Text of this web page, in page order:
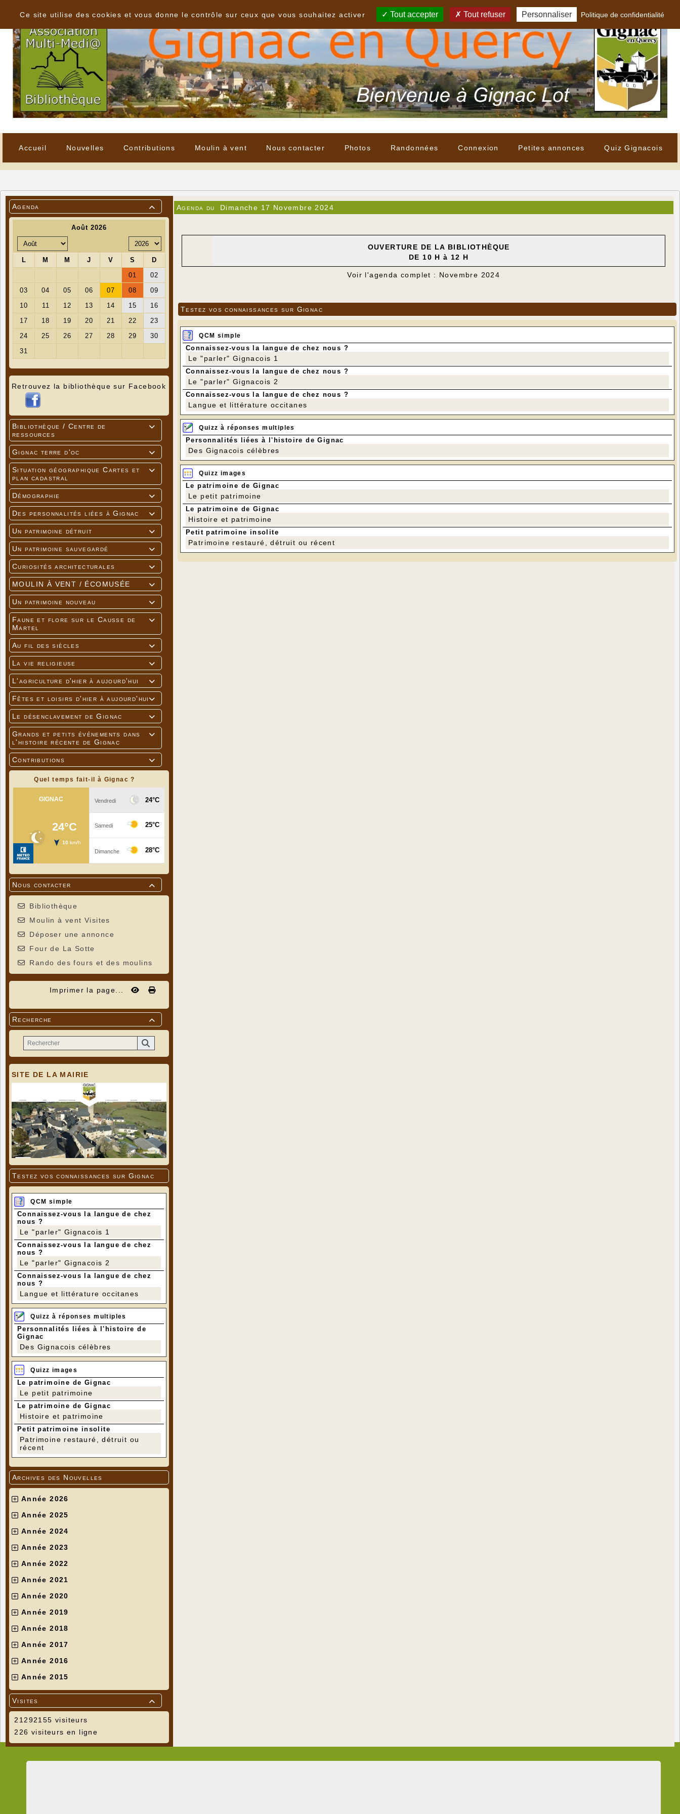
Accueil Nouvelles Contributions Moulin à vent Nous contacter Photos Randonnées Connexion Petites annonces Quiz Gignacois

Agenda
Retrouvez la bibliothèque sur Facebook

Bibliothèque / Centre de
ressources

Gignac terre d'oc

Situation géographique Cartes et
plan cadastral

Démographie

Des personnalités liées à Gignac

Un patrimoine détruit

Un patrimoine sauvegardé

Curiosités architecturales

MOULIN À VENT / ÉCOMUSÉE

Un patrimoine nouveau

Faune et flore sur le Causse de
Martel

Au fil des siècles

La vie religieuse

L'agriculture d'hier à aujourd'hui

Fêtes et loisirs d'hier à aujourd'hui

Le désenclavement de Gignac

Grands et petits événements dans
l'histoire récente de Gignac

Contributions
Quel temps fait-il à Gignac ?

Nous contacter
Bibliothèque
Moulin à vent Visites
Déposer une annonce
Four de La Sotte
Rando des fours et des moulins
Imprimer la page...

Recherche
SITE DE LA MAIRIE
Testez vos connaissances sur Gignac
QCM simple
Connaissez-vous la langue de chez
nous ?
Le "parler" Gignacois 1
Connaissez-vous la langue de chez
nous ?
Le "parler" Gignacois 2
Connaissez-vous la langue de chez
nous ?
Langue et littérature occitanes
Quizz à réponses multiples
Personnalités liées à l'histoire de
Gignac
Des Gignacois célèbres
Quizz images
Le patrimoine de Gignac
Le petit patrimoine
Le patrimoine de Gignac
Histoire et patrimoine
Petit patrimoine insolite
Patrimoine restauré, détruit ou
récent
Archives des Nouvelles
Année 2026
Année 2025
Année 2024
Année 2023
Année 2022
Année 2021
Année 2020
Année 2019
Année 2018
Année 2017
Année 2016
Année 2015

Visites
21292155 visiteurs
226 visiteurs en ligne
Agenda du Dimanche 17 Novembre 2024
OUVERTURE DE LA BIBLIOTHÈQUE
DE 10 H à 12 H
Voir l'agenda complet : Novembre 2024
Testez vos connaissances sur Gignac
QCM simple
Connaissez-vous la langue de chez nous ?
Le "parler" Gignacois 1
Connaissez-vous la langue de chez nous ?
Le "parler" Gignacois 2
Connaissez-vous la langue de chez nous ?
Langue et littérature occitanes
Quizz à réponses multiples
Personnalités liées à l'histoire de Gignac
Des Gignacois célèbres
Quizz images
Le patrimoine de Gignac
Le petit patrimoine
Le patrimoine de Gignac
Histoire et patrimoine
Petit patrimoine insolite
Patrimoine restauré, détruit ou récent
Ce site utilise des cookies et vous donne le contrôle sur ceux que vous souhaitez activer
Tout accepter Tout refuser Personnaliser Politique de confidentialité